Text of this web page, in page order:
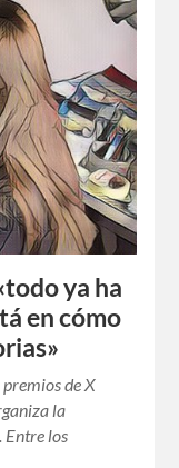
ya ha
en cómo
de X
la
los